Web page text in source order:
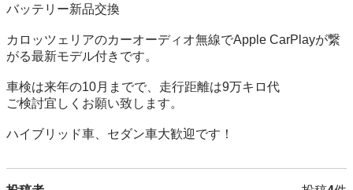
バッテリー新品交換
カロッツェリアのカーオーディオ無線でApple CarPlayが繋
がる最新モデル付きです。
車検は来年の10月までで、走行距離は9万キロ代
ご検討宜しくお願い致します。
ハイブリッド車、セダン車大歓迎です！